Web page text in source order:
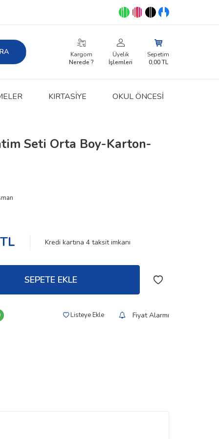
Kargom
Nerede ?
Üyelik
İşlemleri
Sepetim
0,00TL
KIRTASIYE OKUL ÖNCESİ
Seti Orta Boy-Karton-
TL Kredi kartına 4 taksit imkanı
SEPETE EKLE
Listeye Ekle Fiyat Alarmı